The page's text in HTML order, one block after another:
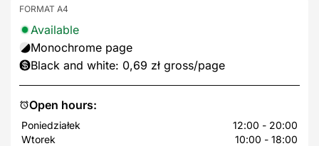
Open hours:
Poniedziałek
12:00 - 20:00
Wtorek
10:00 - 18:00
FORMAT A4
Available
Monochrome page
Black and white: 0,69 zł gross/page